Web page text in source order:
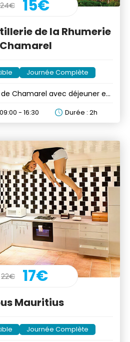
24€ 15€
de la Rhumerie
Journée Complète
Chamarel avec déjeuner en
09:00 - 16:30 Durée : 2h
22€ 17€
Mauritius
Journée Complète